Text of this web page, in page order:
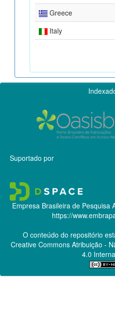
Greece
Italy
Suportado por
Empresa Brasileira de Pesquisa
https://
O conteúdo do repositório
Creative CommonsAtribuição -
4.0